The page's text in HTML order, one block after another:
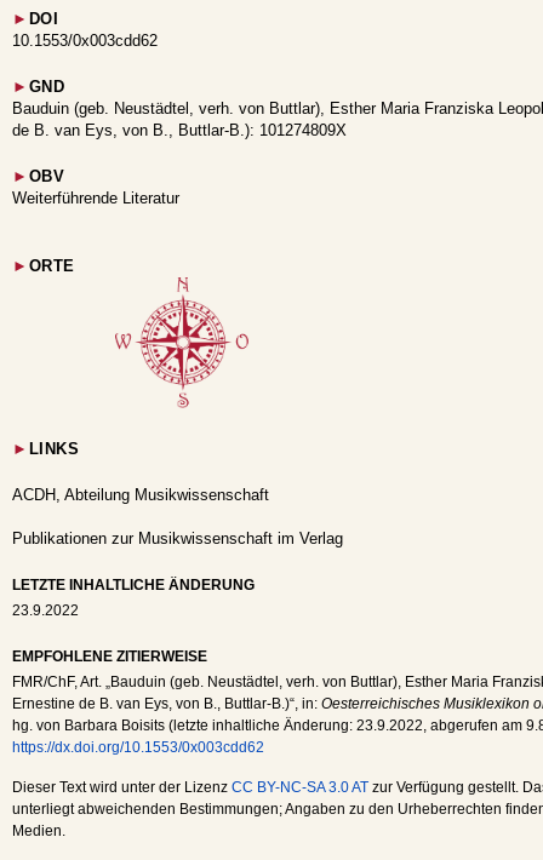
► DOI
10.1553/0x003cdd62
► GND
Bauduin (geb. Neustädtel, verh. von Buttlar), Esther Maria Franziska
de B. van Eys, von B., Buttlar-B.): 101274809X
► OBV
Weiterführende Literatur
► ORTE
► LINKS
ACDH, Abteilung Musikwissenschaft
Publikationen zur Musikwissenschaft im Verlag
LETZTE INHALTLICHE ÄNDERUNG
23.9.2022
EMPFOHLENE ZITIERWEISE
FMR/ChF, Art. „Bauduin (geb. Neustädtel, verh. von Buttlar), Esther Maria
Ernestine de B. van Eys, von B., Buttlar-B.)“, in: Oesterreichisches Musiklexikon
hg. von Barbara Boisits (letzte inhaltliche Änderung: 23.9.2022 , abgerufen am
https://dx.doi.org/10.1553/0x003cdd62
Dieser Text wird unter der Lizenz CC BY-NC-SA 3.0 AT zur Verfügung gestellt.
unterliegt abweichenden Bestimmungen; Angaben zu den Urheberrechten
Medien.